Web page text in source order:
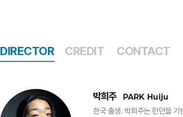
DIRECTOR CREDIT CONTACT
박희주
PARK Huiju
한국 출생. 박희주는 런던을